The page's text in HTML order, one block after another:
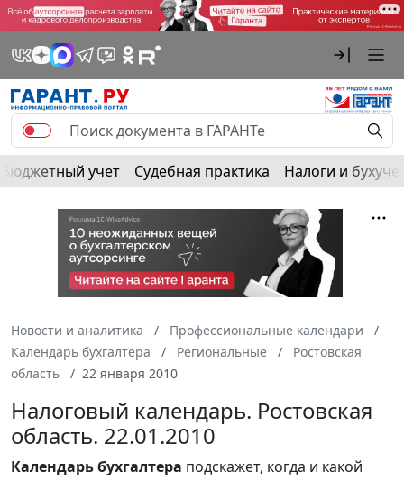
Бюджетный учет Судебная практика Налоги и
Новости и аналитика
Профессиональные календари
Календарь бухгалтера
Региональные
Ростовская
область
22 января 2010
Налоговый календарь. Ростовская
область. 22.01.2010
Календарьбухгалтера подскажет, когда и какой